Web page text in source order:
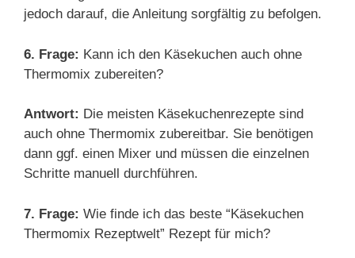
jedoch darauf, die Anleitung sorgfältig zu befolgen.
6. Frage: Kann ich den Käsekuchen auch ohne
Thermomix zubereiten?
Antwort: Die meisten Käsekuchenrezepte sind
auch ohne Thermomix zubereitbar. Sie benötigen
dann ggf. einen Mixer und müssen die einzelnen
Schritte manuell durchführen.
7. Frage: Wie finde ich das beste “Käsekuchen
Thermomix Rezeptwelt” Rezept für mich?